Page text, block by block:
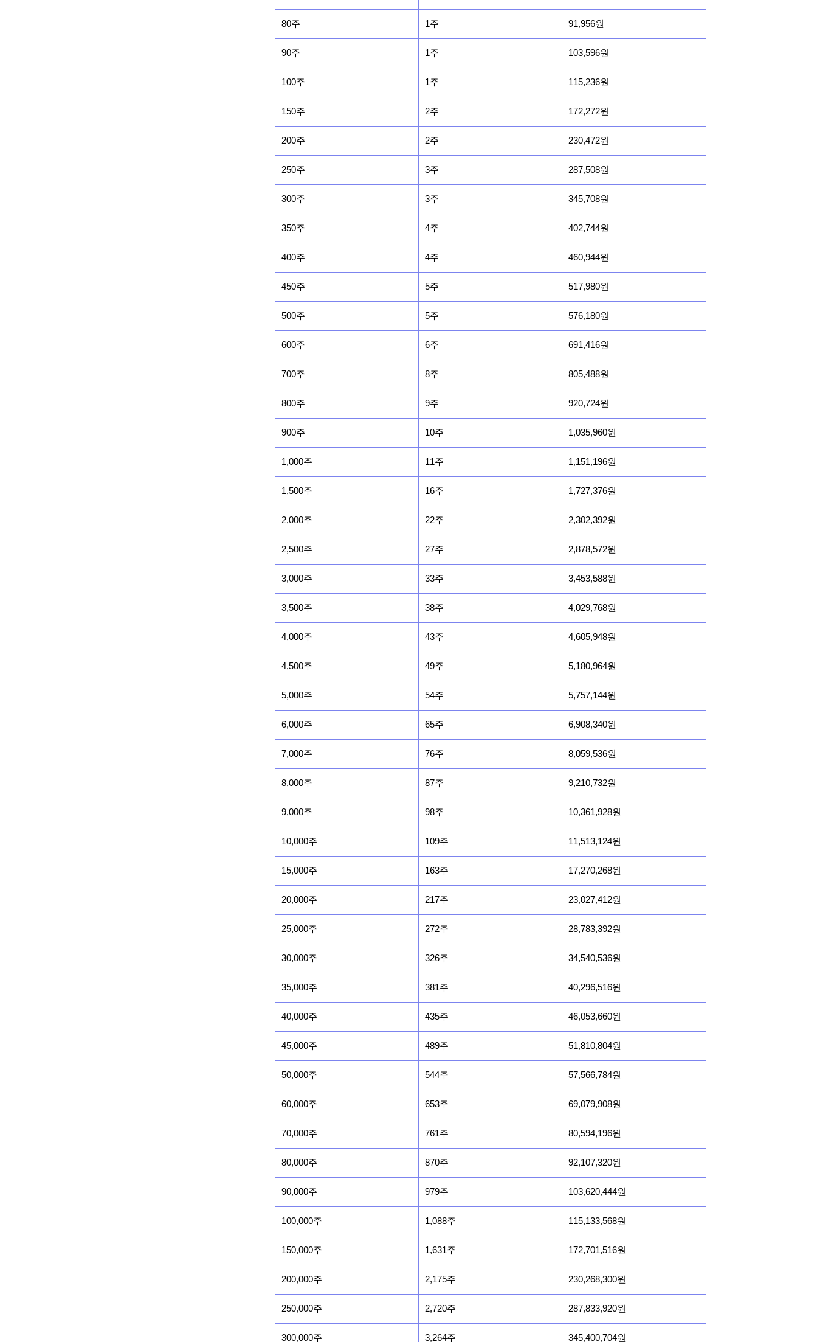
80주 1주 91,956원
90주 1주 103,596원
100주 1주 115,236원
150주 2주 172,272원
200주 2주 230,472원
250주 3주 287,508원
300주 3주 345,708원
350주 4주 402,744원
400주 4주 460,944원
450주 5주 517,980원
500주 5주 576,180원
600주 6주 691,416원
700주 8주 805,488원
800주 9주 920,724원
900주 10주 1,035,960원
1,000주 11주 1,151,196원
1,500주 16주 1,727,376원
2,000주 22주 2,302,392원
2,500주 27주 2,878,572원
3,000주 33주 3,453,588원
3,500주 38주 4,029,768원
4,000주 43주 4,605,948원
4,500주 49주 5,180,964원
5,000주 54주 5,757,144원
6,000주 65주 6,908,340원
7,000주 76주 8,059,536원
8,000주 87주 9,210,732원
9,000주 98주 10,361,928원
10,000주 109주 11,513,124원
15,000주 163주 17,270,268원
20,000주 217주 23,027,412원
25,000주 272주 28,783,392원
30,000주 326주 34,540,536원
35,000주 381주 40,296,516원
40,000주 435주 46,053,660원
45,000주 489주 51,810,804원
50,000주 544주 57,566,784원
60,000주 653주 69,079,908원
70,000주 761주 80,594,196원
80,000주 870주 92,107,320원
90,000주 979주 103,620,444원
100,000주 1,088주 115,133,568원
150,000주 1,631주 172,701,516원
200,000주 2,175주 230,268,300원
250,000주 2,720주 287,833,920원
300,000주 3,264주 345,400,704원